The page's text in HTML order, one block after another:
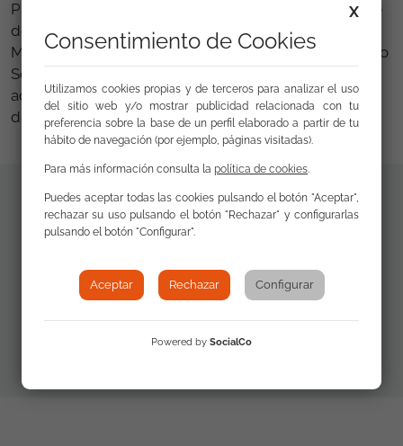
Promociona se desarrolla con el apoyo del Ministerio
de Sanidad, Servicios Sociales e Igualdad, el
Ministerio de Educación, Cultura y Deporte y el Fondo
Social Europeo, así como con el de otras
administraciones públicas (regionales y locales) y el
de entidades privadas.
Documentos
Promociona 2014-
2015
X
Consentimiento de Cookies
Utilizamos cookies propias y de terceros para analizar el uso
del sitio web y/o mostrar publicidad relacionada con tu
preferencia sobre la base de un perfil elaborado a partir de tu
hábito de navegación (por ejemplo, páginas visitadas).
Para más información consulta la política de cookies
Puedes aceptar todas las cookies pulsando el botón "Aceptar",
rechazar su uso pulsando el botón "Rechazar" y configurarlas
pulsando el botón "Configurar".
Aceptar Rechazar Configurar
Powered by SocialCo